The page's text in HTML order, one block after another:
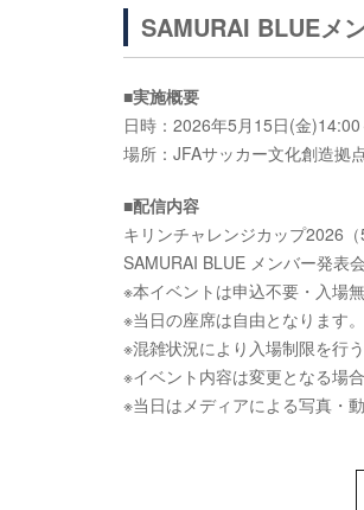
SAMURAI BLUEメ
■実施概要
日時：2026年5月15日(金)14:00
場所：JFAサッカー文化創造拠
■配信内容
キリンチャレンジカップ2026
SAMURAI BLUE メンバー発表
※本イベントは申込不要・入場
※当日の座席は自由となります。
※混雑状況により入場制限を行
※イベント内容は変更となる場
※当日はメディアによる写真・